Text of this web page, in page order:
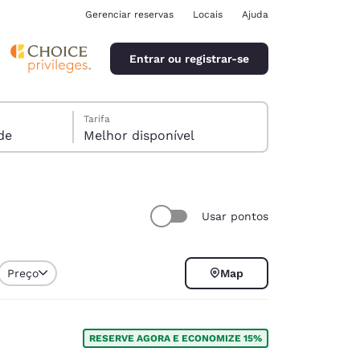
Gerenciar reservas Locais Ajuda
Entrar ou registrar-se
Tarifa
Melhor disponível
Usar pontos
Preço Map
RESERVE AGORA E ECONOMIZE 15%